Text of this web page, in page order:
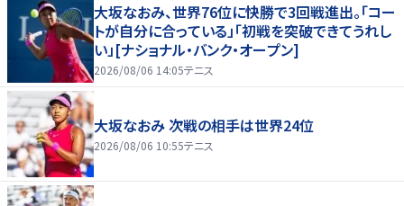
大坂なおみ、世界76位に快勝で3回戦進出。「コー
トが自分に合っている」「初戦を突破できてうれし
い」[ナショナル・バンク・オープン]
2026/08/06 14:05テニス
大坂なおみ 次戦の相手は世界24位
2026/08/06 10:55テニス